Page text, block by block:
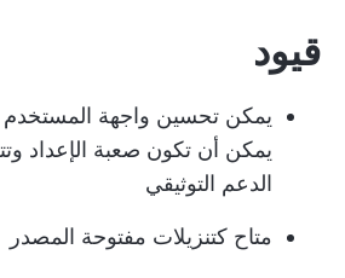
قيود
يمكن تحسين واجهة المستخدم
يمكن أن تكون صعبة الإعداد
الدعم التوثيقي
متاح كتنزيلات مفتوحة المصدر